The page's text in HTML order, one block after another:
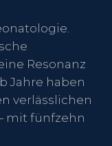
Resonanz
Jahre haben
verlässlichen
mit fünfzehn